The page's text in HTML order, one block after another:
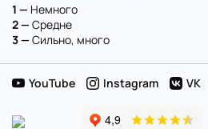
1 — Немного
2 — Средне
3 — Сильно, много
YouTube Instagram VK